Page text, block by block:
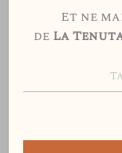
Et ne
de La